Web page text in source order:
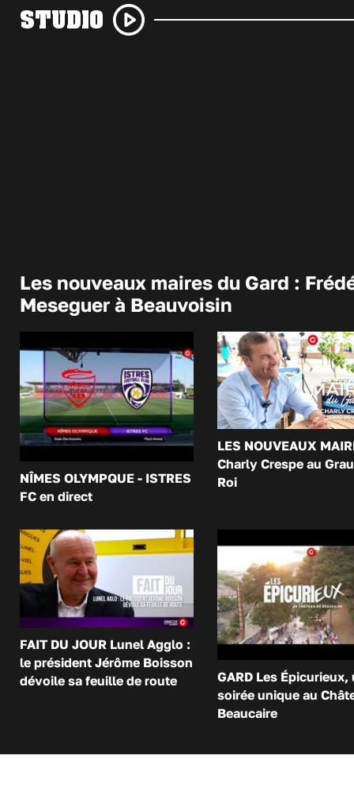
STUDIO
Les nouveaux maires du Gard :
Meseguer à Beauvoisin
NÎMES OLYMPQUE - ISTRES
FC en direct
LES NOUVEAUX
Charly Crespe au
Roi
FAIT DU JOUR Lunel Agglo :
le président Jérôme Boisson
dévoile sa feuille de route
GARD Les Épicurieux,
soirée unique au
Beaucaire